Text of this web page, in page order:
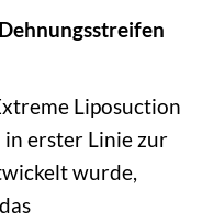
Liposuction
in erster Linie zur
wurde,